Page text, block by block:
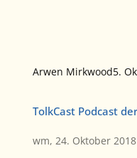
Arwen Mirkwood5.
TolkCast Podcast
wm,24. Oktober 2018